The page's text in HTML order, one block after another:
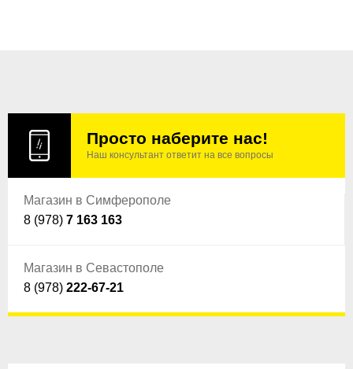
Просто наберите нас!
Наш консультант ответит на все вопросы
Магазин в Симферополе
8 (978) 7 163 163
Магазин в Севастополе
8 (978) 222-67-21